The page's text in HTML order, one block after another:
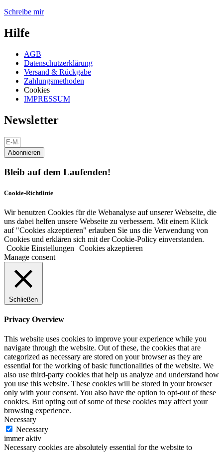
Schreibe mir
Hilfe
AGB
Datenschutzerklärung
Versand & Rückgabe
Zahlungsmethoden
Cookies
IMPRESSUM
Newsletter
Abonnieren
Bleib auf dem Laufenden!
Cookie-Richtlinie
Wir benutzen Cookies für die Webanalyse auf unserer Webseite, die
uns dabei helfen unsere Webseite zu verbessern. Mit einem Klick
auf "Cookies akzeptieren" erlauben Sie uns die Verwendung von
Cookies und erklären sich mit der Cookie-Policy einverstanden.
Cookie Einstellungen
Cookies akzeptieren
Manage consent
Schließen
Privacy Overview
This website uses cookies to improve your experience while you
navigate through the website. Out of these, the cookies that are
categorized as necessary are stored on your browser as they are
essential for the working of basic functionalities of the website. We
also use third-party cookies that help us analyze and understand how
you use this website. These cookies will be stored in your browser
only with your consent. You also have the option to opt-out of these
cookies. But opting out of some of these cookies may affect your
browsing experience.
Necessary
Necessary
immer aktiv
Necessary cookies are absolutely essential for the website to